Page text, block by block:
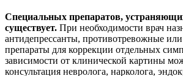
Специальных препаратов,
существует. При необходимости врач
антидепрессанты, противотревожные
препараты для коррекции отдельных
зависимости от клинической картины
консультация невролога, нарколога,